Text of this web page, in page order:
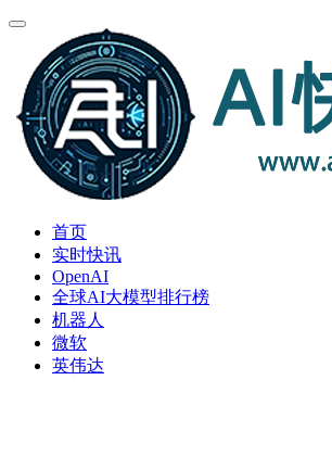
首页
实时快讯
OpenAI
全球AI大模型排行榜
机器人
微软
英伟达